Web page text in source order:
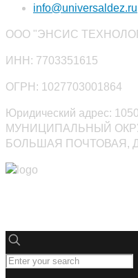
info@universaldez.ru
ООО "ЭНСИС
ИНН: 7703351615
ОГРН: 1027703001864
Юридический адрес:
МУНИЦИПАЛЬНЫЙ
БОЛЬШАЯ ПОЧТОВАЯ,